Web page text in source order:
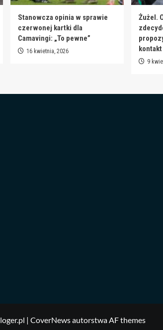
Stanowcza opinia w sprawie
czerwonej kartki dla
Camavingi: „To pewne”
16 kwietnia, 2026
Żużel.
kontakt
9
| CoverNewsautorstwa AF themes